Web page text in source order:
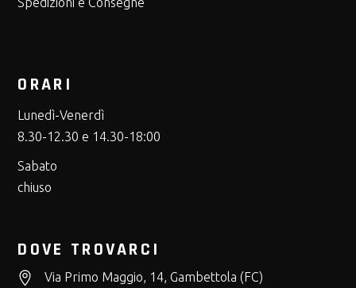
ORARI
Lunedì-Venerdì
8.30-12.30 e 14.30-18:00
Sabato
chiuso
DOVE TROVARCI
Via Primo Maggio, 14, Gambettola (FC)